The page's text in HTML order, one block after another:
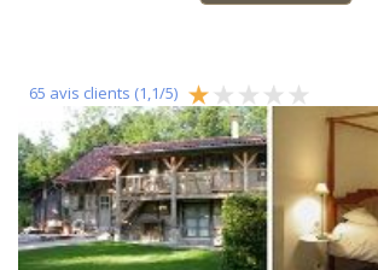
65 avis clients (1,1/5)